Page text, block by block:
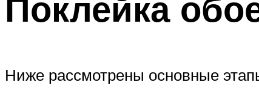
Ниже рассмотрены основные